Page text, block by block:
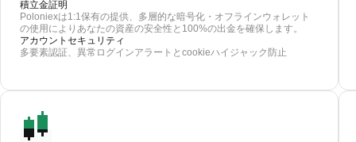
積立金証明
Poloniexは1:1保有の提供、多層的な暗号化・オフラインウォレット
の使用によりあなたの資産の安全性と100%の出金を確保します。
アカウントセキュリティ
多要素認証、異常ログインアラートとcookieハイジャック防止